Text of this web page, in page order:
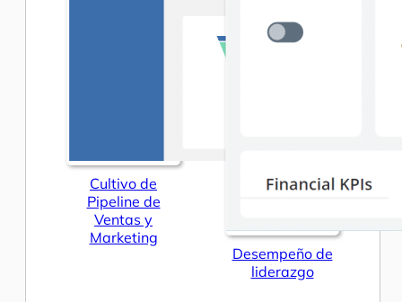
Cultivo de
Pipeline de
Ventas y
Marketing
Desempeño de
liderazgo